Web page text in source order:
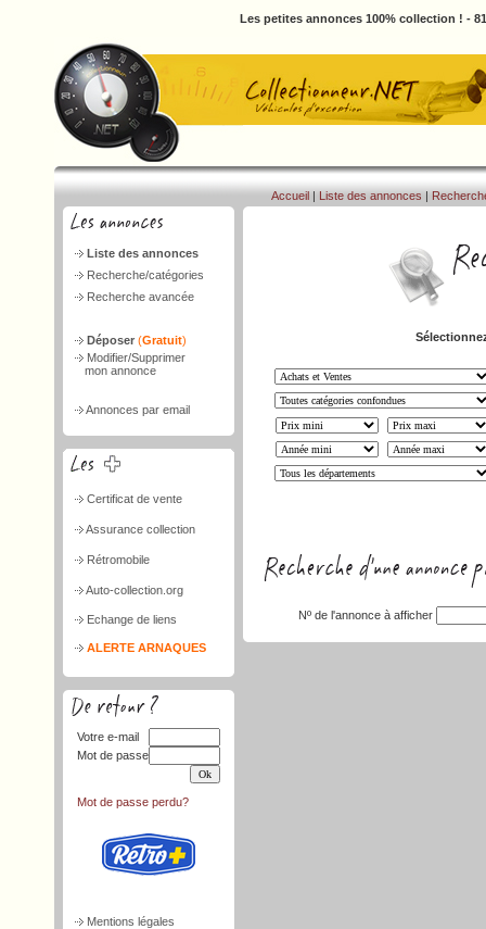
Les petites annonces 100% collection ! -
Liste des annonces
Recherche/catégories
Recherche avancée
Déposer (Gratuit)
Modifier/Supprimer
mon annonce
Annonces par email
Certificat de vente
Assurance collection
Rétromobile
Auto-collection.org
Echange de liens
ALERTE ARNAQUES
Votre e-mail
Mot de passe
Mot de passe perdu?
Mentions légales
Accueil | Liste des annonces |
Nº de l'annonce à afficher